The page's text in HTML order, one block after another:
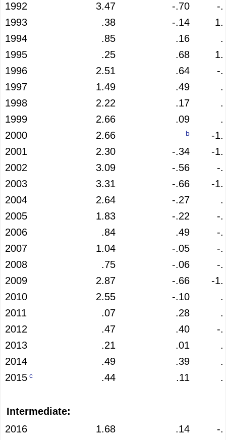
1992
3.47 -.70
-
1993
.38 -.14
1994
.85 .16
1995
.25 .68
1996
2.51 .64
-
1997
1.49 .49
1998
2.22 .17
1999
2.66 .09
2000
2.66 b
-
2001
2.30 -.34
-
2002
3.09 -.56
-
2003
3.31 -.66
-
2004
2.64 -.27
2005
1.83 -.22
-
2006
.84 .49
-
2007
1.04 -.05
-
2008
.75 -.06
-
2009
2.87 -.66
-
2010
2.55 -.10
2011
.07 .28
2012
.47 .40
-
2013
.21 .01
2014
.49 .39
2015 c .44 .11
Intermediate:
2016
1.68 .14
-